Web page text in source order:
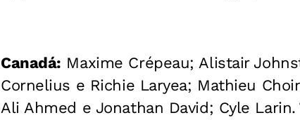
Canadá: Maxime Crépeau; Alistair
Cornelius e Richie Laryea; Mathieu
Ali Ahmed e Jonathan David; Cyle Larin.